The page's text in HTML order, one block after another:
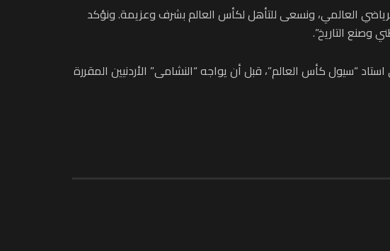
العالمي، ونسعى للتأهل لكأس العالم بشرف وعزيمة. ونؤكد
وصنع التاريخ”.
باختبار صعب أمام كوريا الجنوبية في 5 سبتمبر المقبل، على استاد “سيول كأس العالم”، قبل أن يواجه “النشامى” الأردنيين المقررة